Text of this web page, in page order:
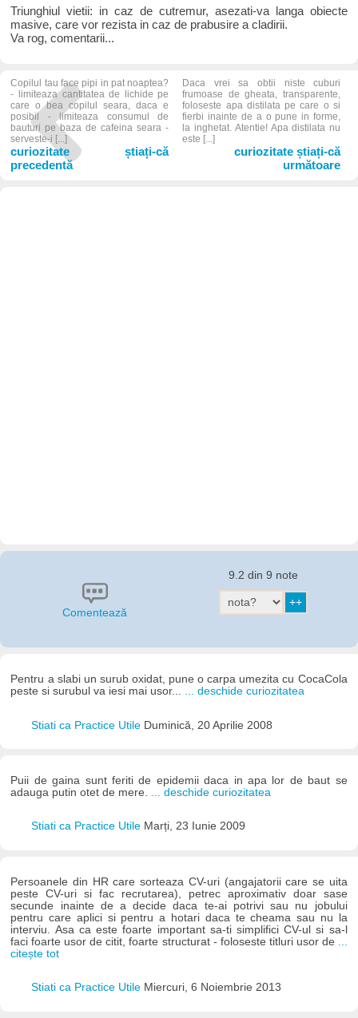
Triunghiul vietii: in caz de cutremur, asezati-va langa obiecte
masive, care vor rezista in caz de prabusire a cladirii.
Va rog, comentarii...
Copilul tau face pipi in pat noaptea?
- limiteaza cantitatea de lichide pe
care o bea copilul seara, daca e
posibil - limiteaza consumul de
bauturi pe baza de cafeina seara -
serveste-i [...]
curiozitate știați-că
precedentă
Daca vrei sa obtii niste cuburi
frumoase de gheata, transparente,
foloseste apa distilata pe care o si
fierbi inainte de a o pune in forme,
la inghetat. Atentie! Apa distilata nu
este [...]
curiozitate știați-că
următoare
Comentează
9.2 din 9 note
Pentru a slabi un surub oxidat, pune o carpa umezita cu CocaCola
peste si surubul va iesi mai usor... ... deschide curiozitatea
Stiati ca Practice Utile Duminică, 20 Aprilie 2008
Puii de gaina sunt feriti de epidemii daca in apa lor de baut se
adauga putin otet de mere. ... deschide curiozitatea
Stiati ca Practice Utile Marți, 23 Iunie 2009
Persoanele din HR care sorteaza CV-uri (angajatorii care se uita
peste CV-uri si fac recrutarea), petrec aproximativ doar sase
secunde inainte de a decide daca te-ai potrivi sau nu jobului
pentru care aplici si pentru a hotari daca te cheama sau nu la
interviu. Asa ca este foarte important sa-ti simplifici CV-ul si sa-l
faci foarte usor de citit, foarte structurat - foloseste titluri usor de
citește tot
Stiati ca Practice Utile Miercuri, 6 Noiembrie 2013